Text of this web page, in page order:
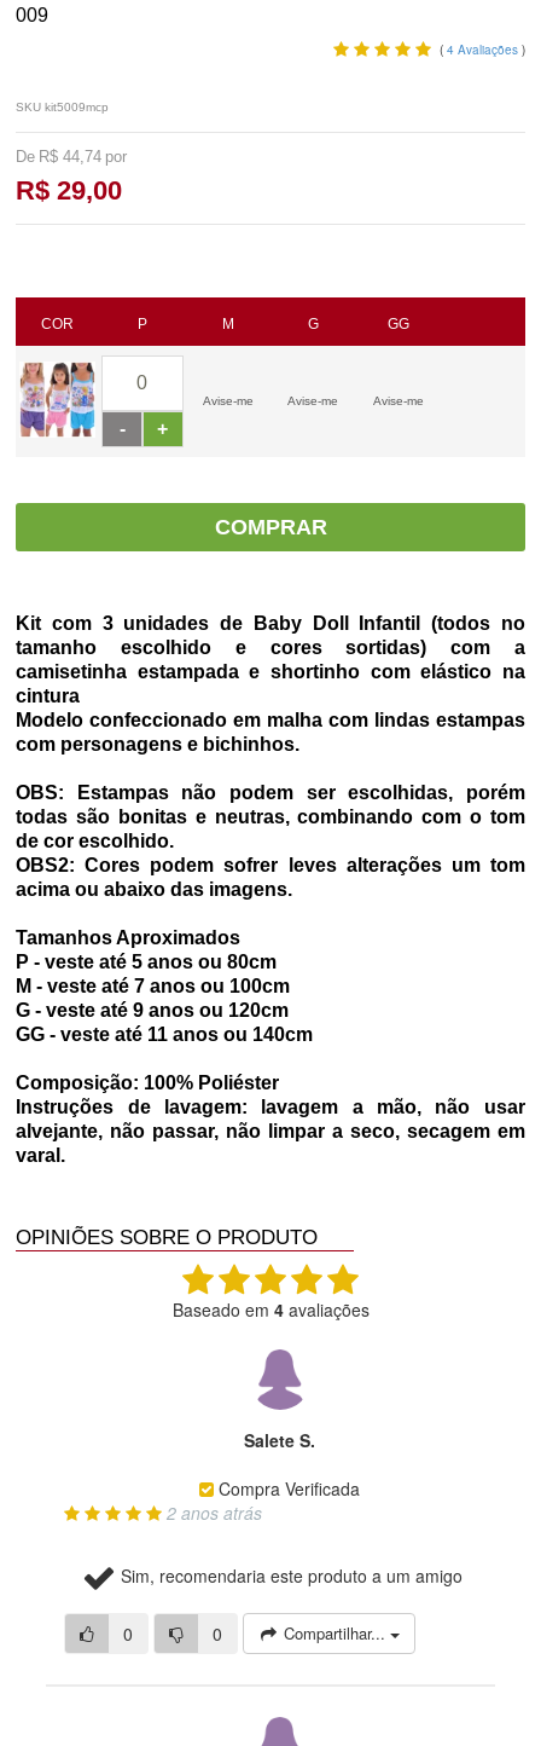
009
( 4Avaliações )
SKU kit5009mcp
R$ 44,74
R$ 29,00
COR P M G GG
+
-
Avise-me Avise-me Avise-me
COMPRAR
Kit com 3 unidades de Baby Doll Infantil (todos no
tamanho escolhido e cores sortidas) com a
camisetinha estampada e shortinho com elástico na
cintura
Modelo confeccionado em malha com lindas estampas
com personagens e bichinhos.
OBS: Estampas não podem ser escolhidas, porém
todas são bonitas e neutras, combinando com o tom
de cor escolhido.
OBS2: Cores podem sofrer leves alterações um tom
acima ou abaixo das imagens.
Tamanhos Aproximados
P - veste até 5 anos ou 80cm
M - veste até 7 anos ou 100cm
G - veste até 9 anos ou 120cm
GG - veste até 11 anos ou 140cm
Composição: 100% Poliéster
Instruções de lavagem: lavagem a mão, não usar
alvejante, não passar, não limpar a seco, secagem em
varal.
OPINIÕES SOBRE O PRODUTO
Baseado em 4avaliações
Salete S.
Compra Verificada
2 anos atrás
Sim, recomendaria este produto a um amigo
0 0 Compartilhar...